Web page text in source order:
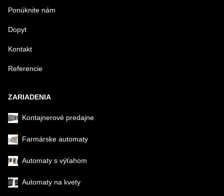
Ponúknite nám
Dopyt
Kontakt
Referencie
ZARIADENIA
Kontajnerové predajne
Farmárske automaty
Automaty s výťahom
Automaty na kvety